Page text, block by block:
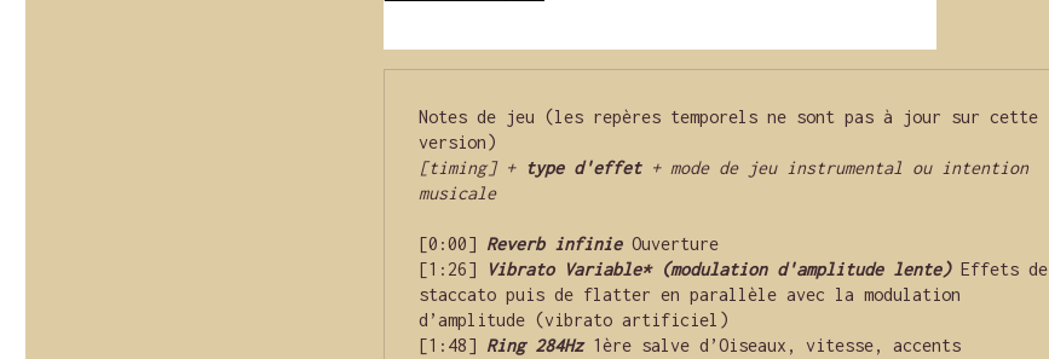
Notes de jeu (les repères temporels ne sont pas à jour sur cette
version)
[timing] + type d'effet + mode de jeu instrumental ou intention
musicale
[0:00] Reverb infinie Ouverture
[1:26]
Vibrato Variable* (modulation d'amplitude lente) Effets de
staccato puis de flatter en parallèle avec la modulation
d’amplitude (vibrato artificiel)
[1:48] Ring 284Hz 1ère salve d’Oiseaux, vitesse, accents